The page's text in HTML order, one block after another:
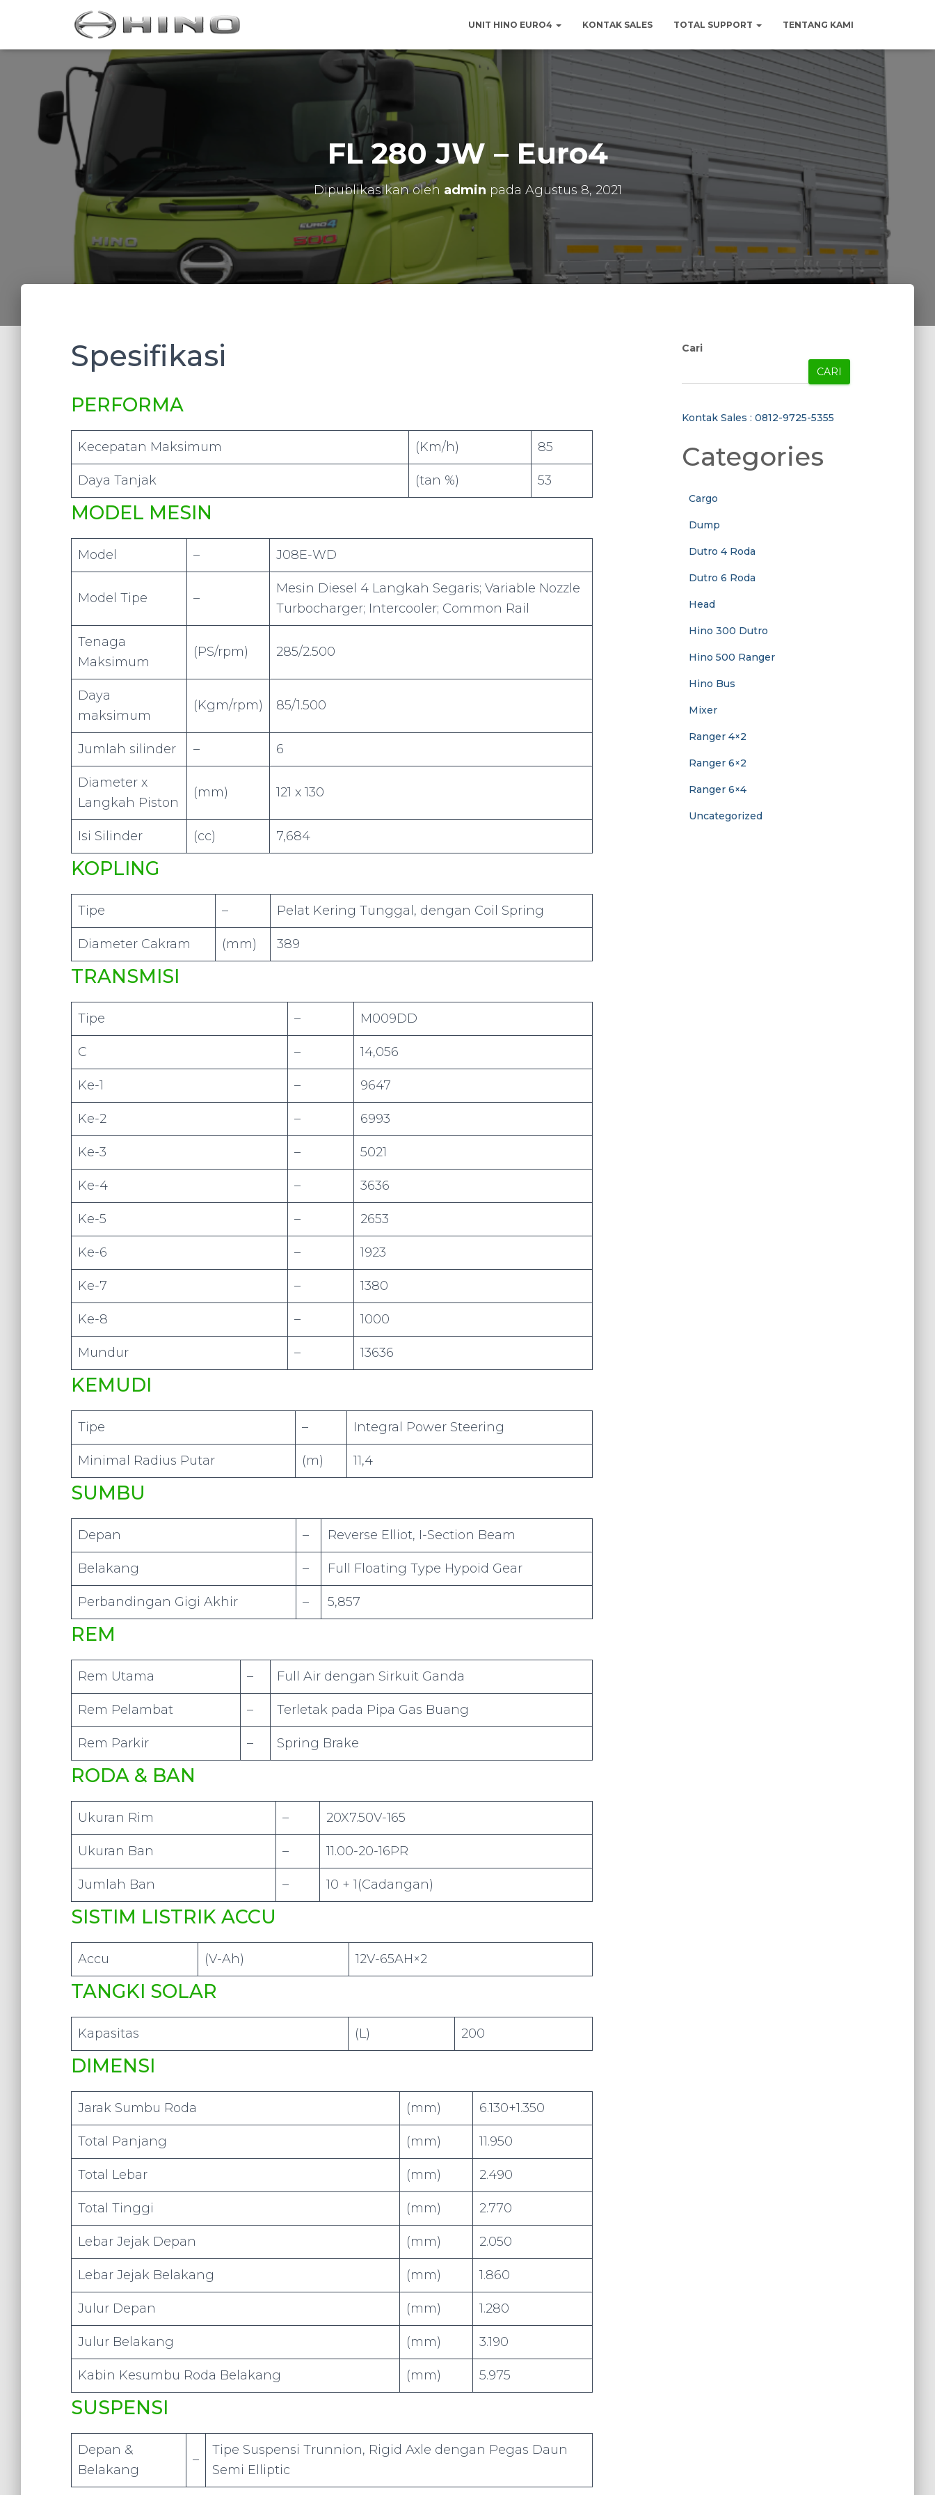
UNIT HINO EURO4 KONTAK SALES TOTAL SUPPORT TENTANG KAMI
FL 280 JW – Euro4
Dipublikasikan oleh admin pada Agustus 8, 2021
Spesifikasi
PERFORMA
Kecepatan Maksimum (Km/h) 85
Daya Tanjak (tan %) 53
MODEL MESIN
Model – J08E-WD
Model Tipe –
Mesin Diesel 4 Langkah Segaris; Variable Nozzle
Turbocharger; Intercooler; Common Rail
Tenaga
Maksimum
(PS/rpm) 285/2.500
Daya
maksimum
(Kgm/rpm) 85/1.500
Jumlah silinder – 6
Diameter x
Langkah Piston
(mm) 121 x 130
Isi Silinder (cc) 7,684
KOPLING
Tipe – Pelat Kering Tunggal, dengan Coil Spring
Diameter Cakram (mm) 389
TRANSMISI
Tipe – M009DD
C – 14,056
Ke-1 – 9647
Ke-2 – 6993
Ke-3 – 5021
Ke-4 – 3636
Ke-5 – 2653
Ke-6 – 1923
Ke-7 – 1380
Ke-8 – 1000
Mundur – 13636
KEMUDI
Tipe – Integral Power Steering
Minimal Radius Putar (m) 11,4
SUMBU
Depan – Reverse Elliot, I-Section Beam
Belakang – Full Floating Type Hypoid Gear
Perbandingan Gigi Akhir – 5,857
REM
Rem Utama – Full Air dengan Sirkuit Ganda
Rem Pelambat – Terletak pada Pipa Gas Buang
Rem Parkir – Spring Brake
RODA & BAN
Ukuran Rim – 20X7.50V-165
Ukuran Ban – 11.00-20-16PR
Jumlah Ban – 10 + 1(Cadangan)
SISTIM LISTRIK ACCU
Accu (V-Ah) 12V-65AH×2
TANGKI SOLAR
Kapasitas (L) 200
DIMENSI
Jarak Sumbu Roda (mm) 6.130+1.350
Total Panjang (mm) 11.950
Total Lebar (mm) 2.490
Total Tinggi (mm) 2.770
Lebar Jejak Depan (mm) 2.050
Lebar Jejak Belakang (mm) 1.860
Julur Depan (mm) 1.280
Julur Belakang (mm) 3.190
Kabin Kesumbu Roda Belakang (mm) 5.975
SUSPENSI
Depan &
Belakang
–
Tipe Suspensi Trunnion, Rigid Axle dengan Pegas Daun
Semi Elliptic
Cari
CARI
Kontak Sales : 0812-9725-5355
Categories
Cargo
Dump
Dutro 4 Roda
Dutro 6 Roda
Head
Hino 300 Dutro
Hino 500 Ranger
Hino Bus
Mixer
Ranger 4×2
Ranger 6×2
Ranger 6×4
Uncategorized